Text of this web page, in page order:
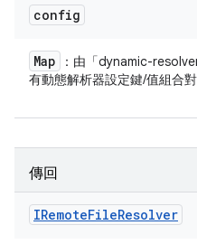
config
Map
：由「dynamic-
有動態解析器設定鍵/值組合對
傳回
IRemoteFileResolver